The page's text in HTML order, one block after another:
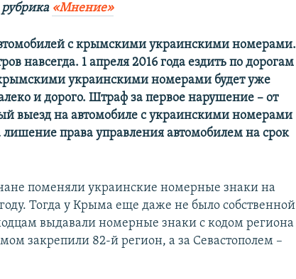
«Мнение»
с крымскими украинскими номерами.
навсегда. 1 апреля 2016 года ездить по дорогам
украинскими номерами будет уже
и дорого. Штраф за первое нарушение – от
выезд на автомобиле с украинскими номерами
права управления автомобилем на срок
поменяли украинские номерные знаки на
Тогда у Крыма еще даже не было собственной
выдавали номерные знаки с кодом региона
закрепили 82-й регион, а за Севастополем –